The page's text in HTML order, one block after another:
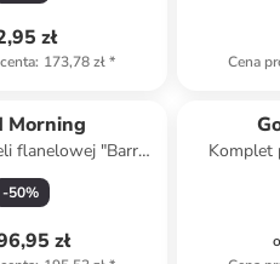
zł
: 173,78 zł* Cena
Morning
flanelowej "Barro"
beżowym
-50%
zł
Komplet